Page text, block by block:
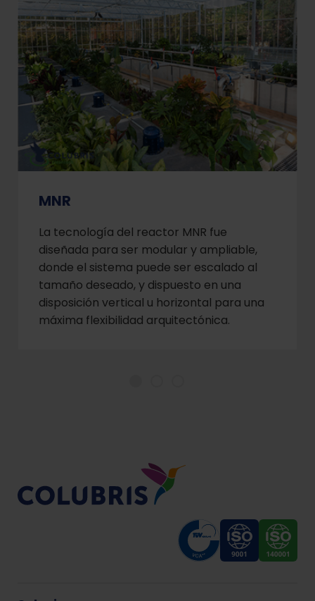
MNR
La tecnología del reactor MNR fue
diseñada para ser modular y ampliable,
donde el sistema puede ser escalado al
tamaño deseado, y dispuesto en una
disposición vertical u horizontal para una
máxima flexibilidad arquitectónica.